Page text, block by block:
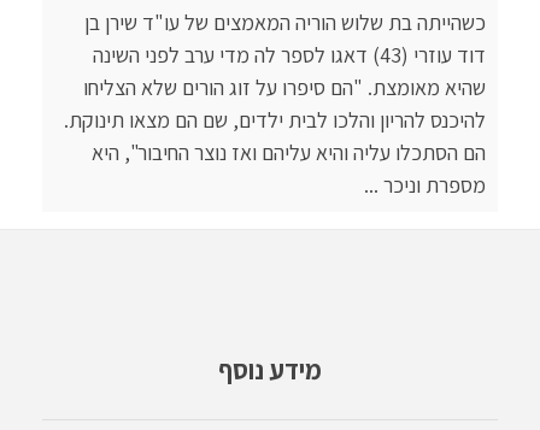
כשהייתה בת שלוש הוריה המאמצים של עו"ד שירן בן
דוד עוזרי (43) דאגו לספר לה מדי ערב לפני השינה
שהיא מאומצת. "הם סיפרו על זוג הורים שלא הצליחו
להיכנס להריון והלכו לבית ילדים, שם הם מצאו תינוקת.
הם הסתכלו עליה והיא עליהם ואז נוצר החיבור", היא
מספרת וניכר ...
מידע נוסף